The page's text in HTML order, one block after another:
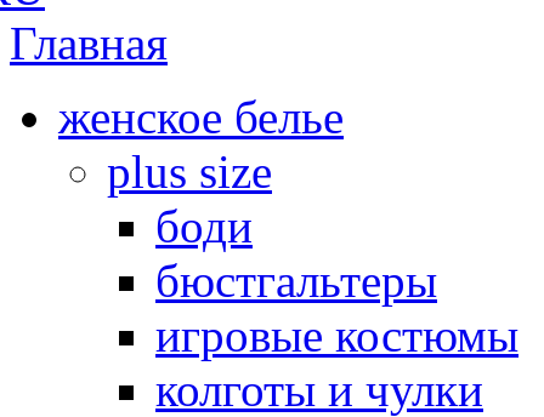
Главная
женское белье
plus size
боди
бюстгальтеры
игровые костюмы
колготы и чулки